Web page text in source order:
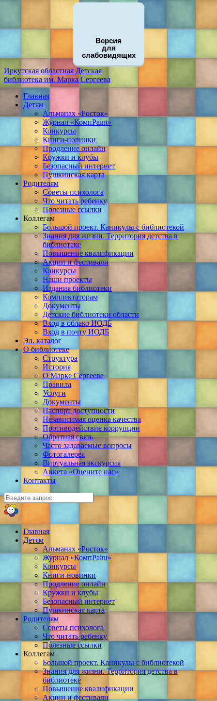
Версия
для
слабовидящих
Иркутская областная Детская
библиотека им. Марка Сергеева
Главная
Детям
Альманах «Росток»
Журнал «КомпPaint»
Конкурсы
Книги-новинки
Продление онлайн
Кружки и клубы
Безопасный интернет
Пушкинская карта
Родителям
Советы психолога
Что читать ребенку
Полезные ссылки
Коллегам
Большой проект. Каникулы с библиотекой
Знания для жизни. Территория детства в
библиотеке
Повышение квалификации
Акции и фестивали
Конкурсы
Наши проекты
Издания библиотеки
Комплектаторам
Документы
Детские библиотеки области
Вход в облако ИОДБ
Вход в почту ИОДБ
Эл. каталог
О библиотеке
Структура
История
О Марке Сергееве
Правила
Услуги
Документы
Паспорт доступности
Независимая оценка качества
Противодействие коррупции
Обратная связь
Часто задаваемые вопросы
Фотогалерея
Виртуальная экскурсия
Анкета «Оцените нас»
Контакты
Главная
Детям
Альманах «Росток»
Журнал «КомпPaint»
Конкурсы
Книги-новинки
Продление онлайн
Кружки и клубы
Безопасный интернет
Пушкинская карта
Родителям
Советы психолога
Что читать ребенку
Полезные ссылки
Коллегам
Большой проект. Каникулы с библиотекой
Знания для жизни. Территория детства в
библиотеке
Повышение квалификации
Акции и фестивали